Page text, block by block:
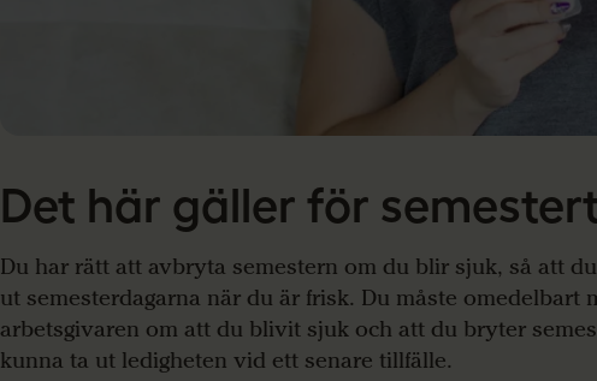
Det här gäller för
Du har rätt att avbryta semestern om du blir sjuk, så att
ut semesterdagarna när du är frisk. Du måste omedelbart
arbetsgivaren om att du blivit sjuk och att du bryter
kunna ta ut ledigheten vid ett senare tillfälle.